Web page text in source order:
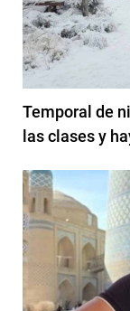
Temporal de
las clases y